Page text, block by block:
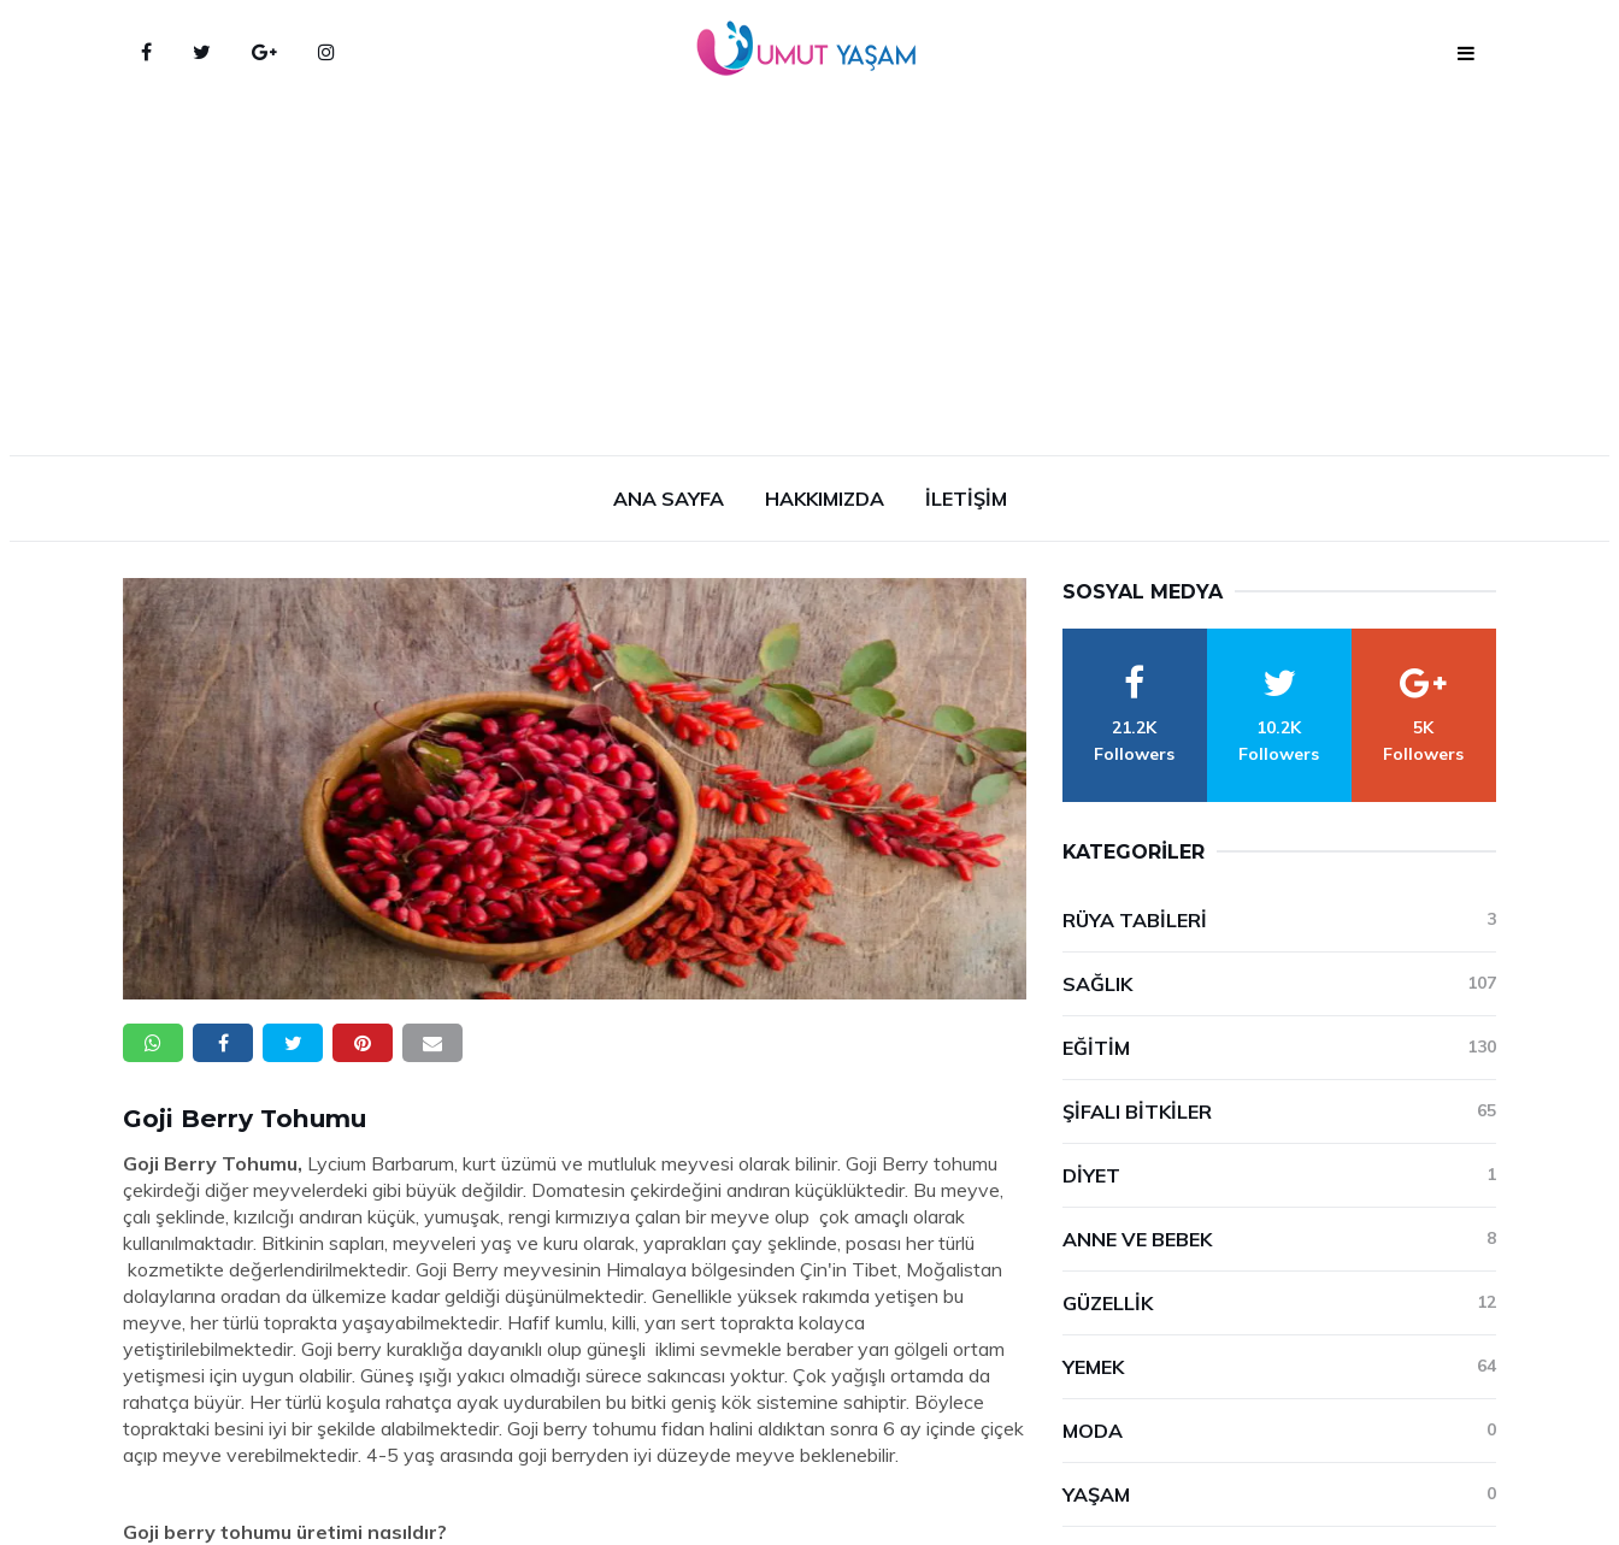
ANA SAYFA HAKKIMIZDA İLETIŞIM
Goji Berry Tohumu
Goji Berry Tohumu, Lycium Barbarum, kurt üzümü ve mutluluk meyvesi olarak bilinir. Goji Berry tohumu
çekirdeği diğer meyvelerdeki gibi büyük değildir. Domatesin çekirdeğini andıran küçüklüktedir. Bu meyve,
çalı şeklinde, kızılcığı andıran küçük, yumuşak, rengi kırmızıya çalan bir meyve olup çok amaçlı olarak
kullanılmaktadır. Bitkinin sapları, meyveleri yaş ve kuru olarak, yaprakları çay şeklinde, posası her türlü
kozmetikte değerlendirilmektedir. Goji Berry meyvesinin Himalaya bölgesinden Çin'in Tibet, Moğalistan
dolaylarına oradan da ülkemize kadar geldiği düşünülmektedir. Genellikle yüksek rakımda yetişen bu
meyve, her türlü toprakta yaşayabilmektedir. Hafif kumlu, killi, yarı sert toprakta kolayca
yetiştirilebilmektedir. Goji berry kuraklığa dayanıklı olup güneşli iklimi sevmekle beraber yarı gölgeli ortam
yetişmesi için uygun olabilir. Güneş ışığı yakıcı olmadığı sürece sakıncası yoktur. Çok yağışlı ortamda da
rahatça büyür. Her türlü koşula rahatça ayak uydurabilen bu bitki geniş kök sistemine sahiptir. Böylece
topraktaki besini iyi bir şekilde alabilmektedir. Goji berry tohumu fidan halini aldıktan sonra 6 ay içinde çiçek
açıp meyve verebilmektedir. 4-5 yaş arasında goji berryden iyi düzeyde meyve beklenebilir.
Goji berry tohumu üretimi nasıldır?
SOSYAL MEDYA
21.2K
Followers
10.2K
Followers
5K
Followers
KATEGORILER
RÜYA TABILERI 3
SAĞLIK 107
EĞITIM 130
ŞIFALI BITKILER 65
DIYET 1
ANNE VE BEBEK 8
GÜZELLIK 12
YEMEK 64
MODA 0
YAŞAM 0